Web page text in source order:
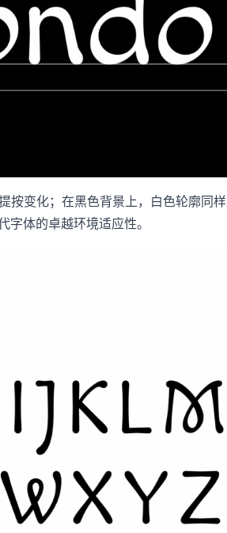
变化；在黑色背景上，白色轮廓同样
体的卓越环境适应性。